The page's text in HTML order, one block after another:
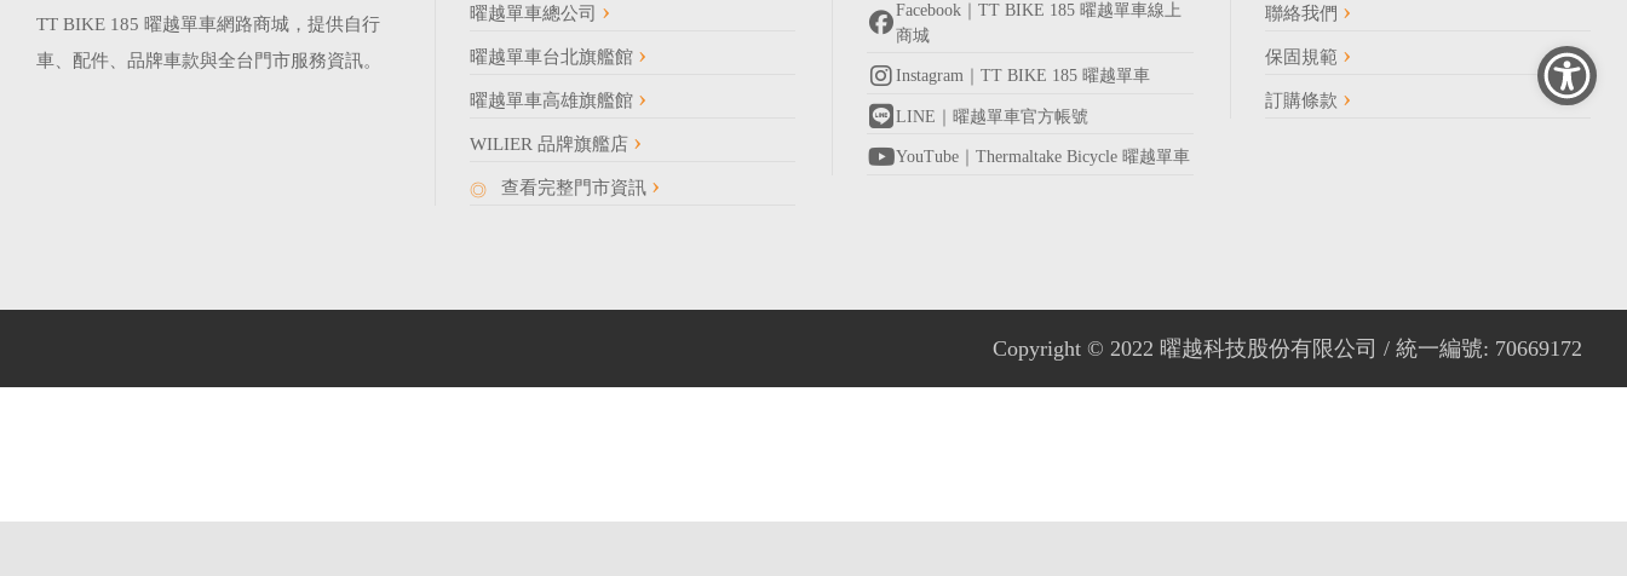
TT BIKE 185 曜越單車網路商城，提供自行
車、配件、品牌車款與全台門市服務資訊。
曜越單車總公司
曜越單車台北旗艦館
曜越單車高雄旗艦館
WILIER 品牌旗艦店
查看完整門市資訊
Facebook｜TT BIKE 185 曜越單車線上
商城
Instagram｜TT BIKE 185 曜越單車
LINE｜曜越單車官方帳號
YouTube｜Thermaltake Bicycle 曜越單車
聯絡我們
保固規範
訂購條款
Copyright © 2022 曜越科技股份有限公司 / 統一編號: 70669172